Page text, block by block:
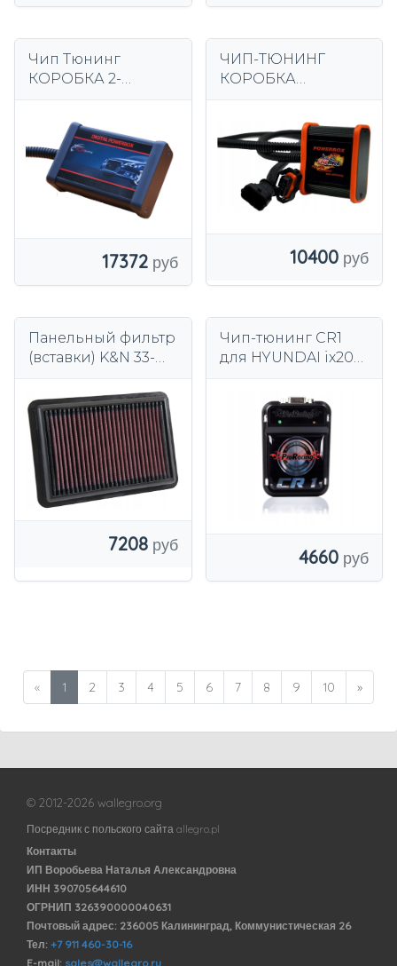
Чип Тюнинг
КОРОБКА 2-
Tucson 1.7 CRDi
17372
ЧИП-ТЮНИНГ
КОРОБКА
CRDI 136 л.с.
10400
Панельный фильтр
(вставки) K&N 33-
7208
Чип-тюнинг CR1
для HYUNDAI ix20
4660
« 1 2 3 4 5 6 7 8 9 10 »
© 2012-2026 wallegro.org
Посредник с польского сайта allegro.pl
Контакты
ИП Воробьева Наталья Александровна
ИНН 390705644610
ОГРНИП 326390000040631
Почтовый адрес: 236005 Калининград, Коммунистическая 26
Тел: +7 911 460-30-16
E-mail: sales@wallegro.ru